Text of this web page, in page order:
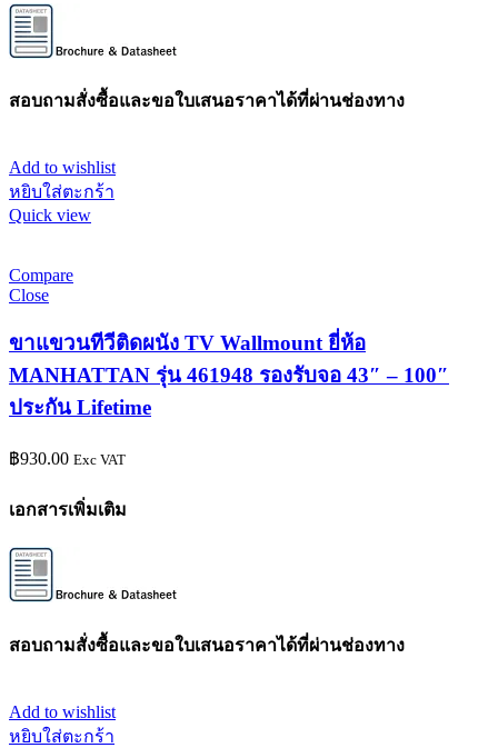
สอบถามสั่งซื้อและขอใบเสนอราคาได้ที่ผ่านช่องทาง
Add to wishlist
หยิบใส่ตะกร้า
Quick view
Compare
Close
ขาแขวนทีวีติดผนัง TV Wallmount ยี่ห้อ
MANHATTAN รุ่น 461948 รองรับจอ 43″ – 100″
ประกัน Lifetime
฿930.00 Exc VAT
เอกสารเพิ่มเติม
สอบถามสั่งซื้อและขอใบเสนอราคาได้ที่ผ่านช่องทาง
Add to wishlist
หยิบใส่ตะกร้า